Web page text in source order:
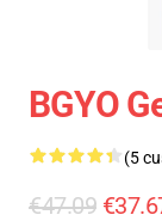
BGYO
(5
€47.09